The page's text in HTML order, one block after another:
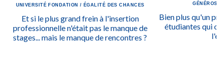
UNIVERSITÉ FONDATION / ÉGALITÉ DES CHANCES
Et si le plus grand frein à l'insertion
professionnelle n'était pas le manque de
stages... mais le manque de rencontres ?
Bien plus qu'un
étudiantes qui